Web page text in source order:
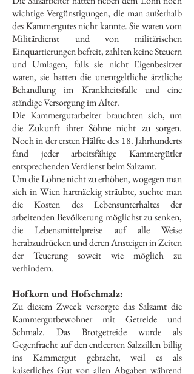
wichtige Vergünstigungen, die man außerhalb
des Kammergutes nicht kannte. Sie waren vom
Militärdienst und von militärischen
Einquartierungen befreit, zahlten keine Steuern
und Umlagen, falls sie nicht Eigenbesitzer
waren, sie hatten die unentgeltliche ärztliche
Behandlung im Krankheitsfalle und eine
ständige Versorgung im Alter.
Die Kammergutarbeiter brauchten sich, um
die Zukunft ihrer Söhne nicht zu sorgen.
Noch in der ersten Hälfte des 18. Jahrhunderts
fand jeder arbeitsfähige Kammergütler
entsprechenden Verdienst beim Salzamt.
Um die Löhne nicht zu erhöhen, wogegen man
sich in Wien hartnäckig sträubte, suchte man
die Kosten des Lebensunterhaltes der
arbeitenden Bevölkerung möglichst zu senken,
die Lebensmittelpreise auf alle Weise
herabzudrücken und deren Ansteigen in Zeiten
der Teuerung soweit wie möglich zu
verhindern.
Hofkorn und Hofschmalz:
Zu diesem Zweck versorgte das Salzamt die
Kammergutbewohner mit Getreide und
Schmalz. Das Brotgetreide wurde als
Gegenfracht auf den entleerten Salzzillen billig
ins Kammergut gebracht, weil es als
kaiserliches Gut von allen Abgaben während